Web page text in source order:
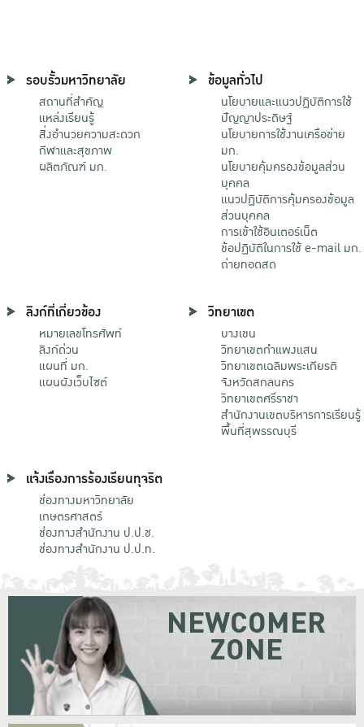
รอบรั้วมหาวิทยาลัย
สถานที่สำคัญ
แหล่งเรียนรู้
สิ่งอำนวยความสะดวก
กีฬาและสุขภาพ
ผลิตภัณฑ์ มก.
ข้อมูลทั่วไป
นโยบายและแนวปฏิบัติการใช้
ปัญญาประดิษฐ์
นโยบายการใช้งานเครือข่าย
มก.
นโยบายคุ้มครองข้อมูลส่วน
บุคคล
แนวปฏิบัติการคุ้มครองข้อมูล
ส่วนบุคคล
การเข้าใช้อินเตอร์เน็ต
ข้อปฏิบัติในการใช้ e-mail มก.
ถ่ายทอดสด
ลิงก์ที่เกี่ยวข้อง
หมายเลขโทรศัพท์
ลิงก์ด่วน
แผนที่ มก.
แผนผังเว็บไซต์
วิทยาเขต
บางเขน
วิทยาเขตกําแพงแสน
วิทยาเขตเฉลิมพระเกียรติ
จังหวัดสกลนคร
วิทยาเขตศรีราชา
สำนักงานเขตบริหารการเรียนรู้
พื้นที่สุพรรณบุรี
แจ้งเรื่องการร้องเรียนทุจริต
ช่องทางมหาวิทยาลัย
เกษตรศาสตร์
ช่องทางสำนักงาน ป.ป.ช.
ช่องทางสำนักงาน ป.ป.ท.
NEWCOMER
ZONE